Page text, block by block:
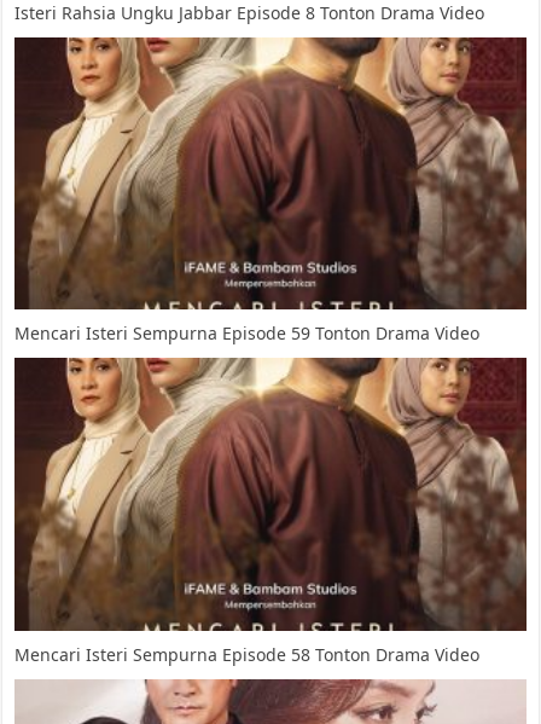
Isteri Rahsia Ungku Jabbar Episode 8 Tonton Drama Video
Mencari Isteri Sempurna Episode 59 Tonton Drama Video
Mencari Isteri Sempurna Episode 58 Tonton Drama Video